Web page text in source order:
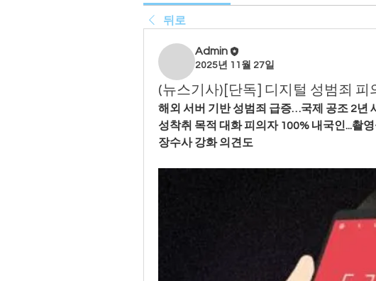
뒤로
Admin
2025년 11월 27일
(뉴스기사)[단독] 디지털 성범죄 피
해외 서버 기반 성범죄 급증…국제 공조 2년
성착취 목적 대화 피의자 100% 내국인...촬
장수사 강화 의견도